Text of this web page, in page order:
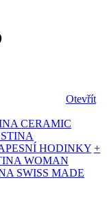
Otevřít
CERAMIC
HODINKY +
WOMAN
SWISS MADE